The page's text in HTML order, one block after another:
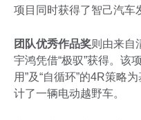
项目同时获得了智己汽车
团队优秀作品奖则由来自
宇鸿凭借“极驭”获得。该
用”及“自循环”的4R策略
计了一辆电动越野车。